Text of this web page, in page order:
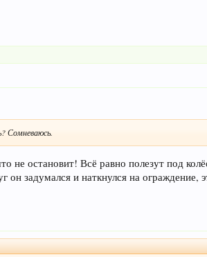
Сомневаюсь.
не остановит! Всё равно полезут под
он задумался и наткнулся на ограждение,